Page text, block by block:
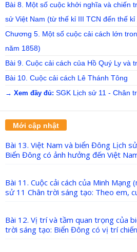
Bài 8. Một số cuộc khởi nghĩa và chiến
sử Việt Nam (từ thế kỉ III TCN đến thế kỉ
Chương 5. Một số cuộc cải cách lớn
năm 1858)
Bài 9. Cuộc cải cách của Hồ Quý Ly và
Bài 10. Cuộc cải cách Lê Thánh Tông
→ Xem đầy đủ: SGK Lịch sử 11 - Chân
Mới cập nhật
Bài 13. Việt Nam và biển Đông Lịch
Biển Đông có ảnh hưởng đến Việt
Bài 11. Cuộc cải cách của Minh Mạng
sử 11 Chân trời sáng tạo: Theo em,
Bài 12. Vị trí và tầm quan trọng của
trời sáng tạo: Biển Đông có vị trí